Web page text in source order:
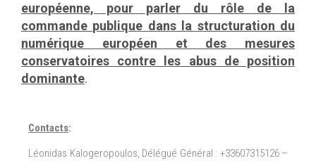
européenne, pour parler du rôle de la
commande publique dans la structuration du
numérique européen et des mesures
conservatoires contre les abus de position
dominante.
Contacts:
Léonidas Kalogeropoulos, Délégué Général : +33607315126 –